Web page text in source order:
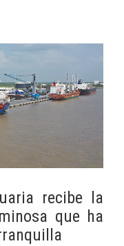
recibe la
que ha